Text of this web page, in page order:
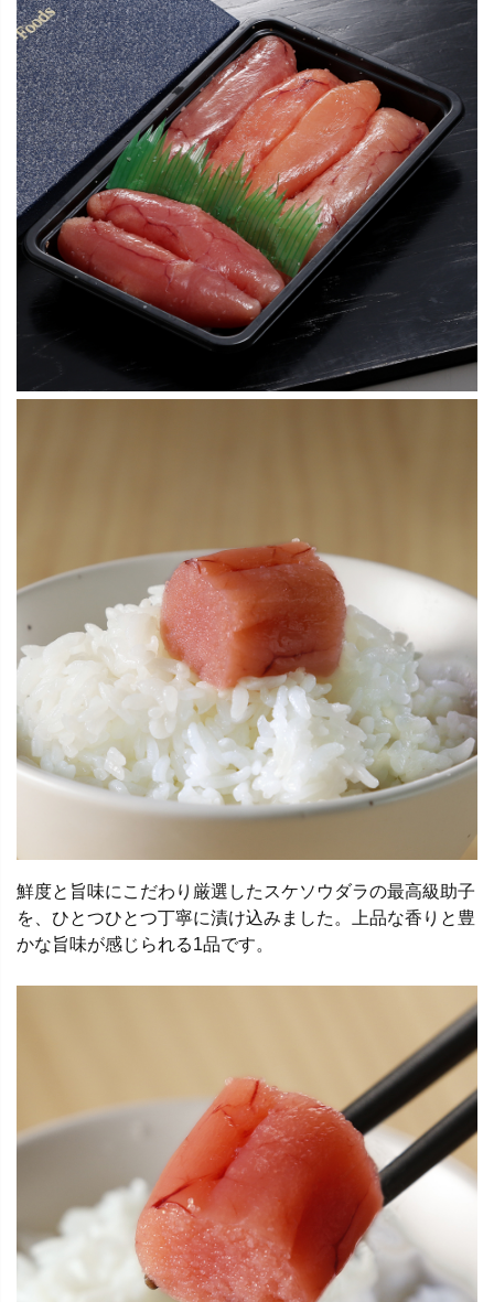
鮮度と旨味にこだわり厳選したスケソウダラの最高級助子
を、ひとつひとつ丁寧に漬け込みました。上品な香りと豊
かな旨味が感じられる1品です。